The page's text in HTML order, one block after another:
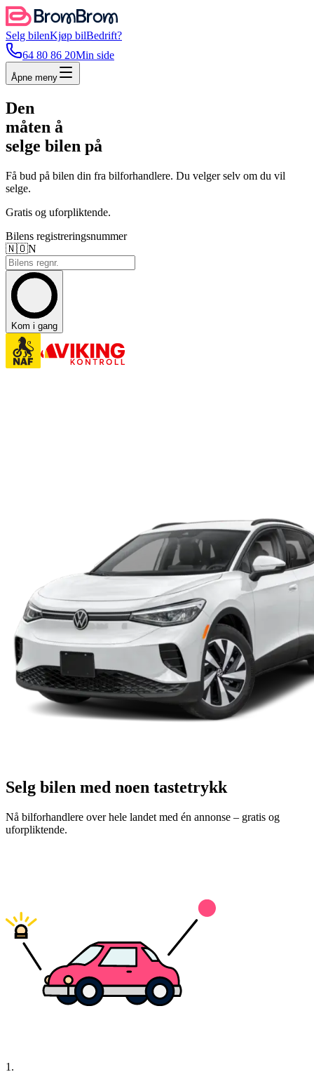
Selg bilenKjøp bilBedrift?
64 80 86 20Min side
Åpne meny
Den
måten å
selge bilen på
Få bud på bilen din fra bilforhandlere. Du velger selv om du vil
selge.
Gratis og uforpliktende.
Bilens registreringsnummer
🇳🇴N
Kom i gang
Selg bilen med noen tastetrykk
Nå bilforhandlere over hele landet med én annonse – gratis og
uforpliktende.
1.